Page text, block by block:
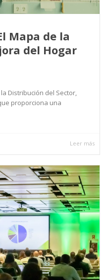
Mapa de la
del Hogar
Distribución del Sector,
proporciona una
Leer más